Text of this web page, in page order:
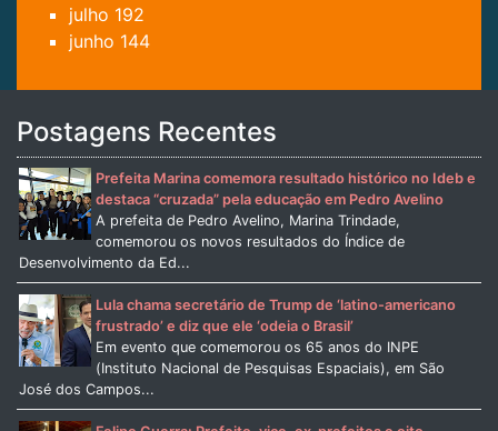
julho 192
junho 144
Postagens Recentes
Prefeita Marina comemora resultado histórico no Ideb e
destaca “cruzada” pela educação em Pedro Avelino
A prefeita de Pedro Avelino, Marina Trindade,
comemorou os novos resultados do Índice de
Desenvolvimento da Ed...
Lula chama secretário de Trump de ‘latino-americano
frustrado’ e diz que ele ‘odeia o Brasil’
Em evento que comemorou os 65 anos do INPE
(Instituto Nacional de Pesquisas Espaciais), em São
José dos Campos...